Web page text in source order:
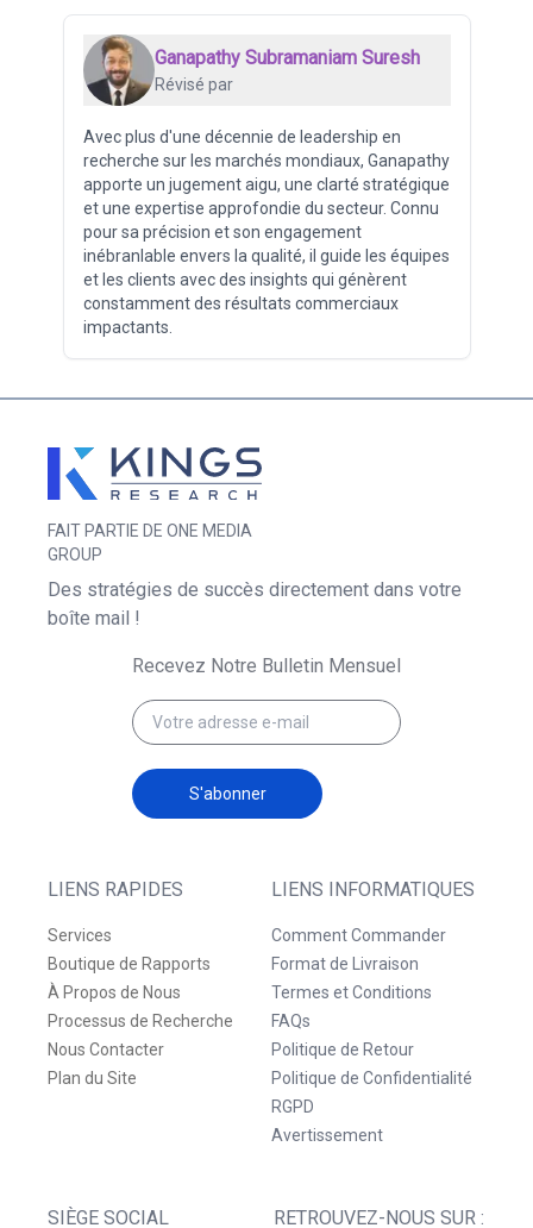
Ganapathy Subramaniam Suresh
Révisé par
Avec plus d'une décennie de leadership en
recherche sur les marchés mondiaux, Ganapathy
apporte un jugement aigu, une clarté stratégique
et une expertise approfondie du secteur. Connu
pour sa précision et son engagement
inébranlable envers la qualité, il guide les équipes
et les clients avec des insights qui génèrent
constamment des résultats commerciaux
impactants.
FAIT PARTIE DE ONE MEDIA
GROUP
LIENS RAPIDES
Services
Boutique de Rapports
À Propos de Nous
Processus de Recherche
Nous Contacter
Plan du Site
LIENS INFORMATIQUES
Comment Commander
Format de Livraison
Termes et Conditions
FAQs
Politique de Retour
Politique de Confidentialité
RGPD
Avertissement
SIÈGE SOCIAL RETROUVEZ-NOUS SUR :
Des stratégies de succès directement dans votre
boîte mail !
Recevez Notre Bulletin Mensuel
S'abonner